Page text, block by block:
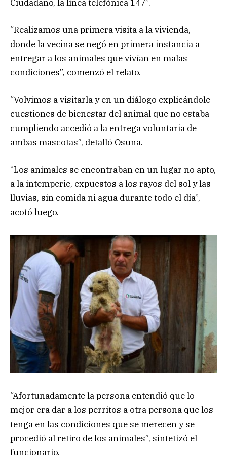
Ciudadano, la línea telefónica 147”.
“Realizamos una primera visita a la vivienda,
donde la vecina se negó en primera instancia a
entregar a los animales que vivían en malas
condiciones”, comenzó el relato.
“Volvimos a visitarla y en un diálogo explicándole
cuestiones de bienestar del animal que no estaba
cumpliendo accedió a la entrega voluntaria de
ambas mascotas”, detalló Osuna.
“Los animales se encontraban en un lugar no apto,
a la intemperie, expuestos a los rayos del sol y las
lluvias, sin comida ni agua durante todo el día”,
acotó luego.
“Afortunadamente la persona entendió que lo
mejor era dar a los perritos a otra persona que los
tenga en las condiciones que se merecen y se
procedió al retiro de los animales”, sintetizó el
funcionario.